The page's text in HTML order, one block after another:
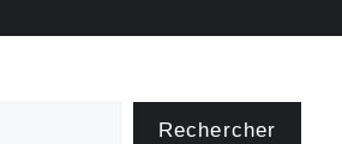
Rechercher